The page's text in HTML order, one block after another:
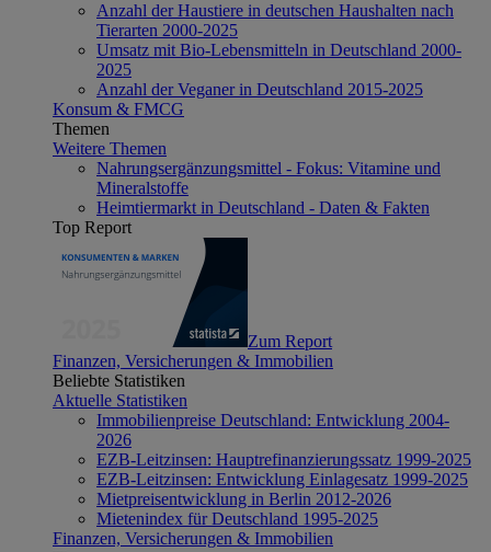
Anzahl der Haustiere in deutschen Haushalten nach
Tierarten 2000-2025
Umsatz mit Bio-Lebensmitteln in Deutschland 2000-
2025
Anzahl der Veganer in Deutschland 2015-2025
Konsum & FMCG
Themen
Weitere Themen
Nahrungsergänzungsmittel - Fokus: Vitamine und
Mineralstoffe
Heimtiermarkt in Deutschland - Daten & Fakten
Top Report
Zum Report
Finanzen, Versicherungen & Immobilien
Beliebte Statistiken
Aktuelle Statistiken
Immobilienpreise Deutschland: Entwicklung 2004-
2026
EZB-Leitzinsen: Hauptrefinanzierungssatz 1999-2025
EZB-Leitzinsen: Entwicklung Einlagesatz 1999-2025
Mietpreisentwicklung in Berlin 2012-2026
Mietenindex für Deutschland 1995-2025
Finanzen, Versicherungen & Immobilien